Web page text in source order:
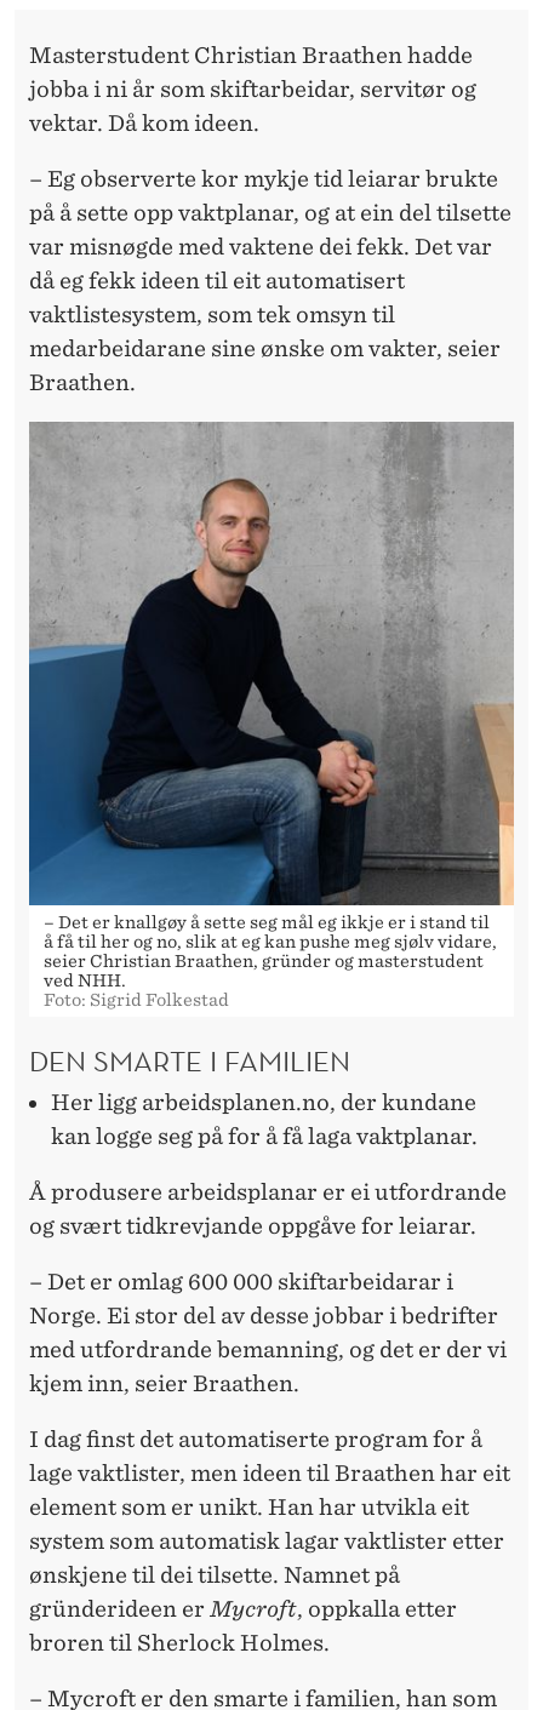
Masterstudent Christian Braathen hadde
jobba i ni år som skiftarbeidar, servitør og
vektar. Då kom ideen.
– Eg observerte kor mykje tid leiarar brukte
på å sette opp vaktplanar, og at ein del tilsette
var misnøgde med vaktene dei fekk. Det var
då eg fekk ideen til eit automatisert
vaktlistesystem, som tek omsyn til
medarbeidarane sine ønske om vakter, seier
Braathen.
– Det er knallgøy å sette seg mål eg ikkje er i stand til
å få til her og no, slik at eg kan pushe meg sjølv vidare,
seier Christian Braathen, gründer og masterstudent
ved NHH.
Foto: Sigrid Folkestad
DEN SMARTE I FAMILIEN
Her ligg arbeidsplanen.no, der kundane
kan logge seg på for å få laga vaktplanar.
Å produsere arbeidsplanar er ei utfordrande
og svært tidkrevjande oppgåve for leiarar.
– Det er omlag 600 000 skiftarbeidarar i
Norge. Ei stor del av desse jobbar i bedrifter
med utfordrande bemanning, og det er der vi
kjem inn, seier Braathen.
I dag finst det automatiserte program for å
lage vaktlister, men ideen til Braathen har eit
element som er unikt. Han har utvikla eit
system som automatisk lagar vaktlister etter
ønskjene til dei tilsette. Namnet på
gründerideen er Mycroft, oppkalla etter
broren til Sherlock Holmes.
– Mycroft er den smarte i familien, han som